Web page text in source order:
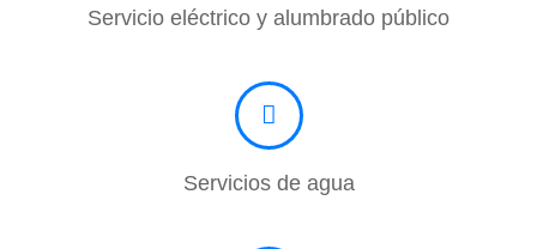
Servicio eléctrico y alumbrado público
Servicios de agua